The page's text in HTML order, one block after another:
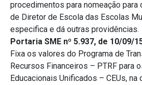
procedimentos para nomeação
de Diretor de Escola das Escolas
especifica e dá outras providências.
Portaria SME nº 5.937, de 10/09/
Fixa os valores do Programa de
Recursos Financeiros – PTRF para
Educacionais Unificados – CEUs,